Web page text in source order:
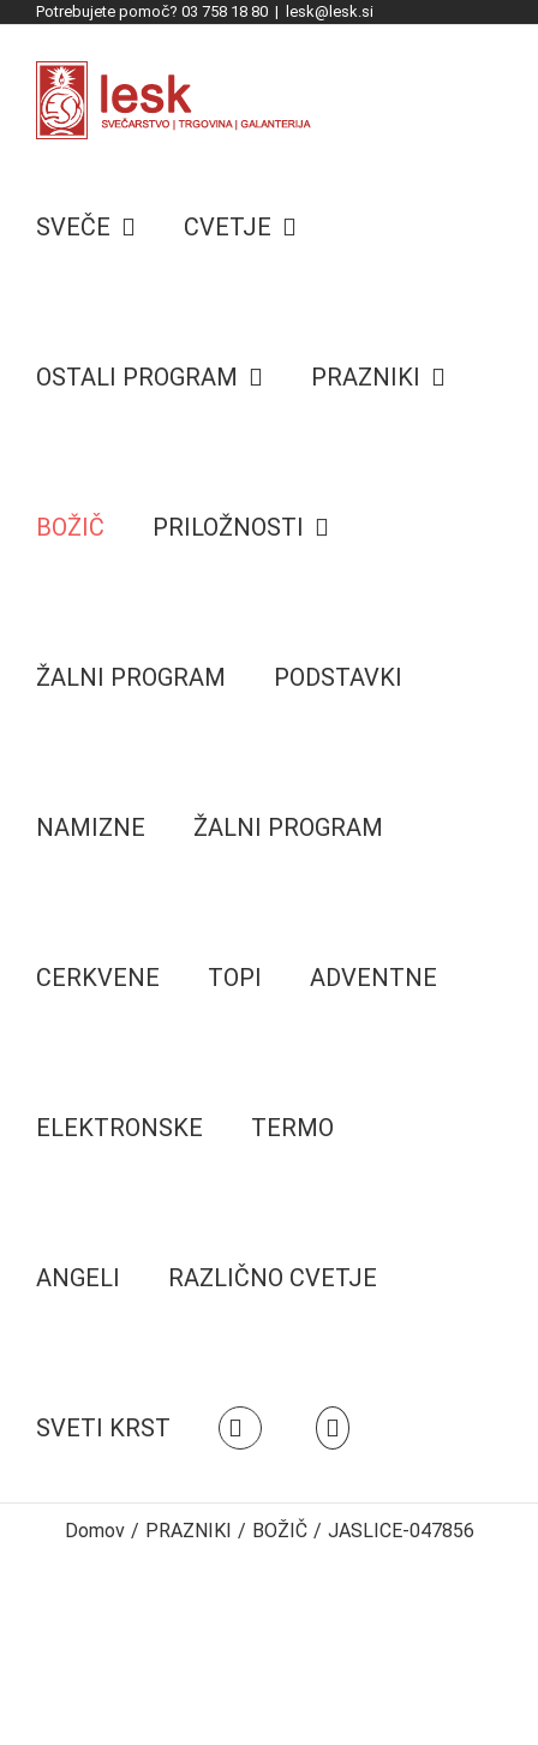
content
Potrebujete pomoč? 03 758 18 80 | lesk@lesk.si
SVEČE CVETJE
OSTALI PROGRAM PRAZNIKI
BOŽIČ PRILOŽNOSTI
ŽALNI PROGRAM PODSTAVKI
NAMIZNE ŽALNI PROGRAM
CERKVENE TOPI ADVENTNE
ELEKTRONSKE TERMO
ANGELI RAZLIČNO CVETJE
SVETI KRST
Domov / PRAZNIKI / BOŽIČ / JASLICE-047856